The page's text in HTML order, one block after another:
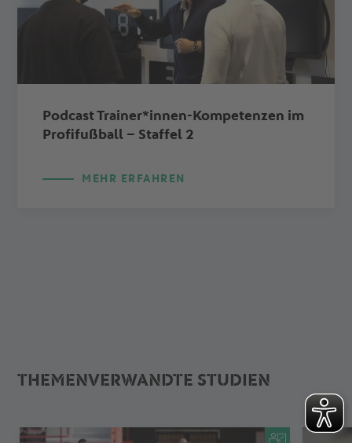
Podcast Trainer*innen-Kompetenzen im
Profifußball – Staffel 2
MEHR ERFAHREN
THEMENVERWANDTE STUDIEN